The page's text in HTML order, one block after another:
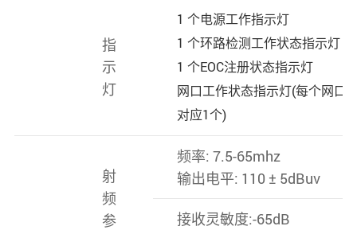
指
示
灯
1 个电源工作指示灯
1 个环路检测工作状态指示灯
1 个EOC注册状态指示灯
网口工作状态指示灯(每个网口
对应1个)
射
频
参
频率: 7.5-65mhz
输出电平: 110 ± 5dBuv
接收灵敏度:-65dB